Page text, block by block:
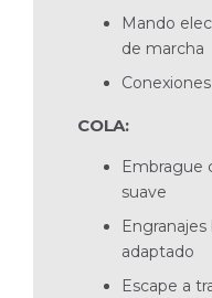
Mando
de marcha
COLA:
Embrague
suave
adaptado
Escape a